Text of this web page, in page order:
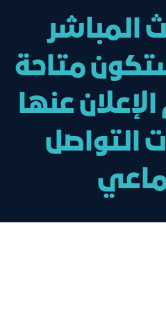
المباشر
متاحة
عنها
التواصل